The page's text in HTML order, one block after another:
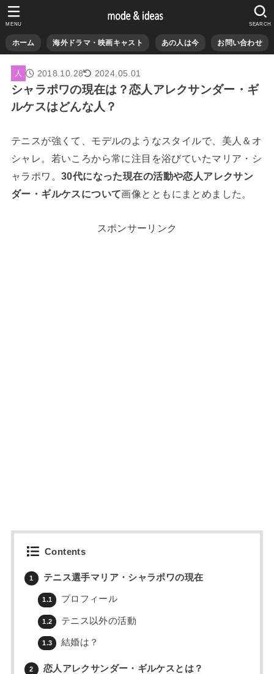
ホーム 海外ドラマ・映画キャスト あの人は今 お問い合わせ
SEARCH
MENU
人 2018.10.28 2024.05.01
シャラポワの現在は？恋人アレクサンダー・ギ
ルケスはどんな人？
テニスが強くて、モデルのようなスタイルで、美人＆オ
シャレ。若いころから常に注目を浴びていたマリア・シ
ャラポワ。 30代になった現在の活動や恋人アレクサン
ダー・ギルケスについて画像とともにまとめました。
スポンサーリンク
Contents
1 テニス選手マリア・シャラポワの現在
1.1 プロフィール
1.2 テニス以外の活動
1.3 結婚は？
2 恋人アレクサンダー・ギルケスとは？